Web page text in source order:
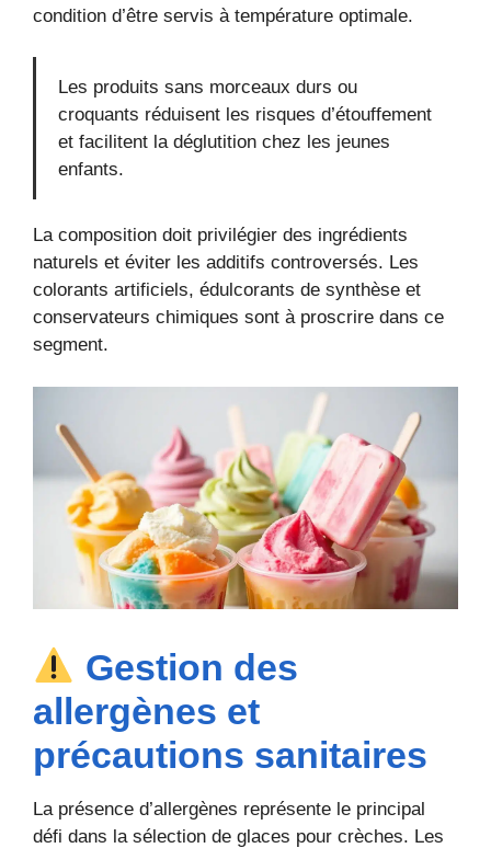
condition d’être servis à température optimale.
Les produits sans morceaux durs ou
croquants réduisent les risques d’étouffement
et facilitent la déglutition chez les jeunes
enfants.
La composition doit privilégier des ingrédients
naturels et éviter les additifs controversés. Les
colorants artificiels, édulcorants de synthèse et
conservateurs chimiques sont à proscrire dans ce
segment.
Gestion des
allergènes et
précautions sanitaires
La présence d’allergènes représente le principal
défi dans la sélection de glaces pour crèches. Les